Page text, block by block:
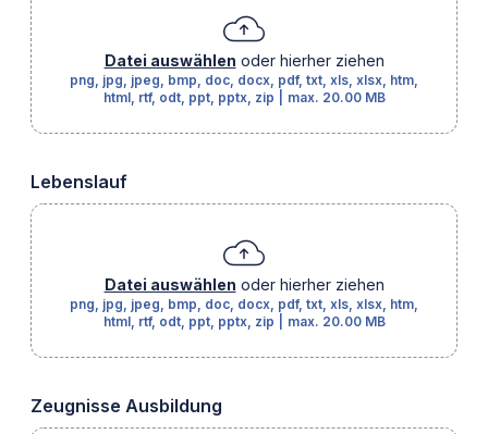
Datei auswählen oder hierher ziehen
png, jpg, jpeg, bmp, doc, docx, pdf, txt, xls, xlsx, htm,
html, rtf, odt, ppt, pptx, zip
max. 20.00 MB
Lebenslauf
Datei auswählen oder hierher ziehen
png, jpg, jpeg, bmp, doc, docx, pdf, txt, xls, xlsx, htm,
html, rtf, odt, ppt, pptx, zip
max. 20.00 MB
Zeugnisse Ausbildung